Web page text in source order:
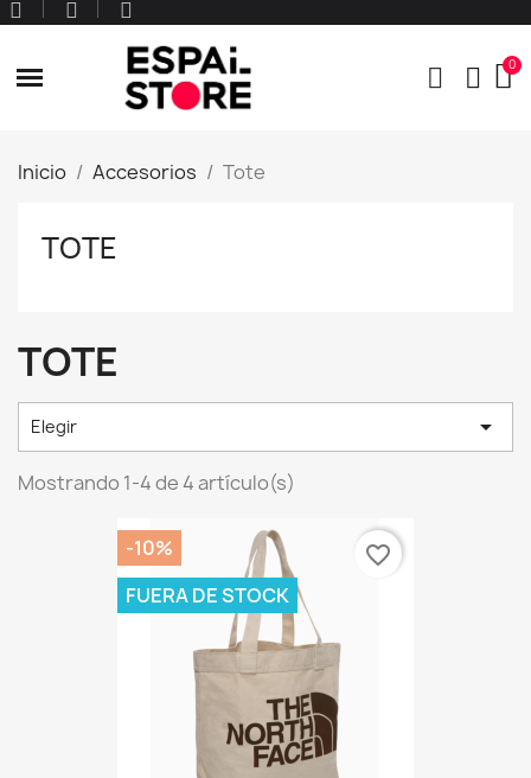
Inicio Accesorios Tote
TOTE
TOTE
Elegir 
Mostrando 1-4 de 4 artículo(s)
-10%
FUERA DE STOCK
favorite_border